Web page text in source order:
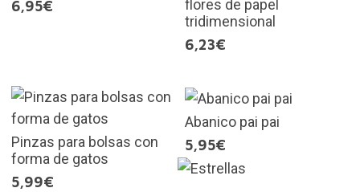
6,95€
flores de papel
tridimensional
6,23€
Pinzas para bolsas con
forma de gatos
5,99€
Abanico pai pai
5,95€